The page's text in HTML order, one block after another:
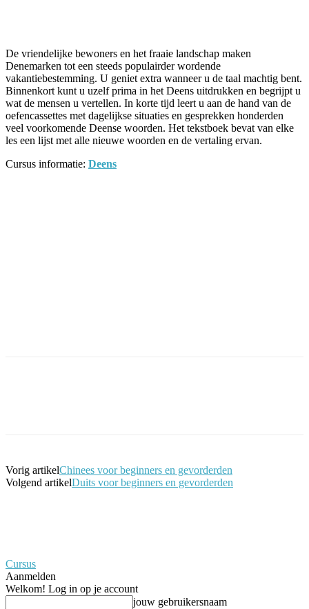
De vriendelijke bewoners en het fraaie landschap maken
Denemarken tot een steeds populairder wordende
vakantiebestemming. U geniet extra wanneer u de taal machtig bent.
Binnenkort kunt u uzelf prima in het Deens uitdrukken en begrijpt u
wat de mensen u vertellen. In korte tijd leert u aan de hand van de
oefencassettes met dagelijkse situaties en gesprekken honderden
veel voorkomende Deense woorden. Het tekstboek bevat van elke
les een lijst met alle nieuwe woorden en de vertaling ervan.
Cursus informatie: Deens
Vorig artikelChinees voor beginners en gevorderden
Volgend artikelDuits voor beginners en gevorderden
Cursus
Aanmelden
Welkom! Log in op je account
jouw gebruikersnaam